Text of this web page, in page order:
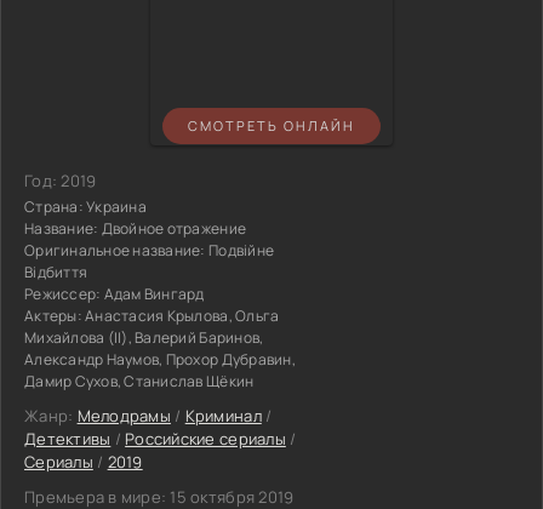
СМОТРЕТЬ ОНЛАЙН
Год:2019
Страна:Украина
Название: Двойное отражение
Оригинальное название: Подвійне
Відбиття
Режиссер: Адам Вингард
Актеры:Анастасия Крылова, Ольга
Михайлова (II), Валерий Баринов,
Александр Наумов, Прохор Дубравин,
Дамир Сухов, Станислав Щёкин
Жанр: Мелодрамы / Криминал/
Детективы / Российские сериалы /
Сериалы / 2019
Премьера в мире: 15 октября 2019